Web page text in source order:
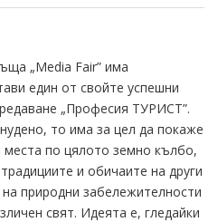
„Media Fair” има
един от свойте успешни
„Професия ТУРИСТ”.
то има за цел да покаже
места по цялото земно кълбо,
и обичаите на други
природни забележителности
свят. Идеята е, гледайки